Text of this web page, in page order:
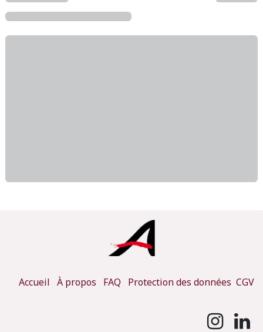
Accueil À propos FAQ Protection des données CGV